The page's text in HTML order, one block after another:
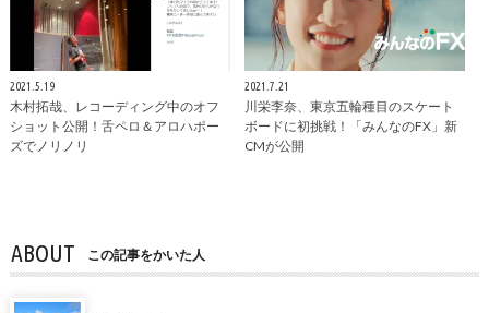
2021.5.19
木村拓哉、レコーディング中のオフ
ショット公開！舌ペロ＆アロハポー
ズでノリノリ
2021.7.21
川栄李奈、東京五輪種目のスケート
ボードに初挑戦！「みんなのFX」新
CMが公開
ABOUT この記事をかいた人